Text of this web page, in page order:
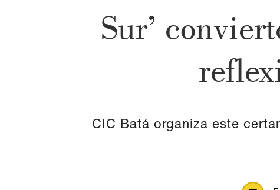
Sur’
CIC Batá organiza este